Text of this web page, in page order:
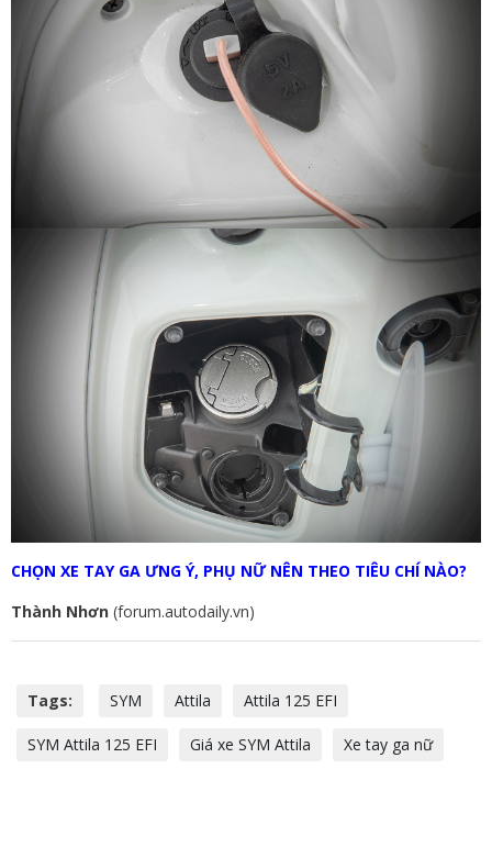
CHỌN XE TAY GA ƯNG Ý, PHỤ NỮ NÊN THEO TIÊU CHÍ NÀO?
Thành Nhơn (forum.autodaily.vn)
Tags: SYM Attila Attila 125 EFI
SYM Attila 125 EFI Giá xe SYM Attila Xe tay ga nữ